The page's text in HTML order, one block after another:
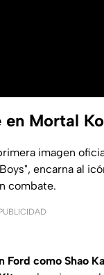
en Mortal
imagen
encarna al
combate.
Ford como Shao